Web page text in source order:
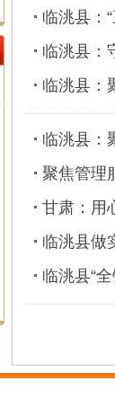
临洮县：
临洮县：
临洮县：
临洮县：
聚焦管理
甘肃：用
临洮县做
临洮县“